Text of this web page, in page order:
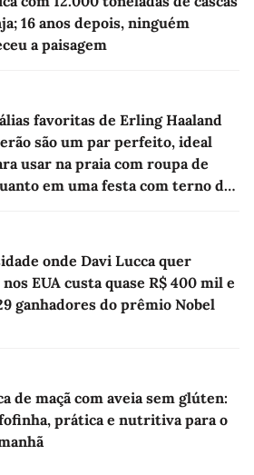
16 anos depois, ninguém
a paisagem
favoritas de Erling Haaland
são um par perfeito, ideal
usar na praia com roupa de
em uma festa com terno de
onde Davi Lucca quer
EUA custa quase R$ 400 mil e
ganhadores do prêmio Nobel
de maçã com aveia sem glúten:
prática e nutritiva para o